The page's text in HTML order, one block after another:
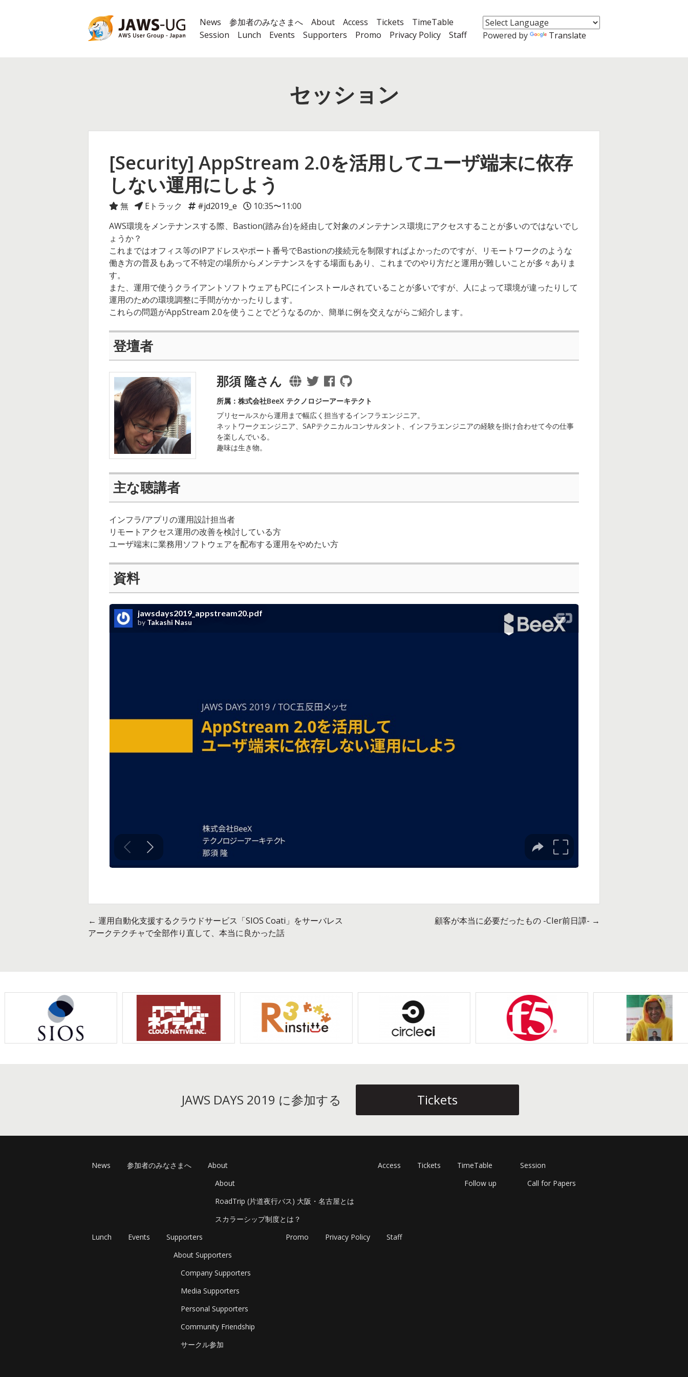
News 参加者のみなさまへ About Access Tickets
TimeTable
Session
Lunch Events Supporters Promo Privacy Policy Staff Powered by Translate
セッション
[Security] AppStream 2.0を活用してユーザ端末に依存
しない運用にしよう
無 Eトラック #jd2019_e
10:35〜11:00
AWS環境をメンテナンスする際、Bastion(踏み台)を経由して対象のメンテナンス環境にアクセスすることが多いのではないでし
ょうか？
これまではオフィス等のIPアドレスやポート番号でBastionの接続元を制限すればよかったのですが、リモートワークのような
働き方の普及もあって不特定の場所からメンテナンスをする場面もあり、これまでのやり方だと運用が難しいことが多々ありま
す。
また、運用で使うクライアントソフトウェアもPCにインストールされていることが多いですが、人によって環境が違ったりして
運用のための環境調整に手間がかかったりします。
これらの問題がAppStream 2.0を使うことでどうなるのか、簡単に例を交えながらご紹介します。
登壇者
那須 隆さん
所属：株式会社BeeX テクノロジーアーキテクト
プリセールスから運用まで幅広く担当するインフラエンジニア。
ネットワークエンジニア、SAPテクニカルコンサルタント、インフラエンジニアの経験を掛け合わせて今の仕事
を楽しんでいる。
趣味は生き物。
主な聴講者
インフラ/アプリの運用設計担当者
リモートアクセス運用の改善を検討している方
ユーザ端末に業務用ソフトウェアを配布する運用をやめたい方
資料
投
ビ
シ
← 運用自動化支援するクラウドサービス「SIOS Coati」をサーバレス
アークテクチャで全部作り直して、本当に良かった話
顧客が本当に必要だったもの -CIer前日譚- →
JAWS DAYS 2019 に参加する Tickets
News 参加者のみなさまへ
About
About
RoadTrip (片道夜行バス) 大阪・名古屋とは
スカラーシップ制度とは？
Access Tickets
TimeTable
Follow up
Session
Call for Papers
Lunch Events
Supporters
About Supporters
Company Supporters
Media Supporters
Personal Supporters
Community Friendship
サークル参加
Promo Privacy Policy Staff